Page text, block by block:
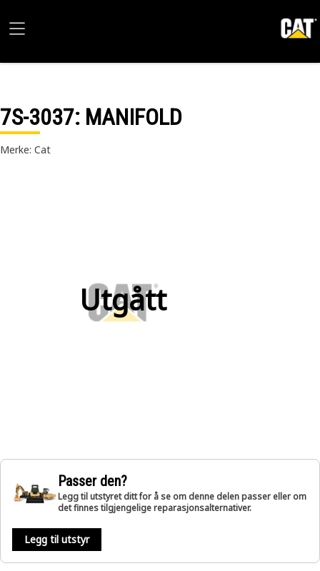
7S-3037: MANIFOLD
Merke: Cat
Utgått
Passer den?
Legg til utstyret ditt for å se om denne delen passer eller om
det finnes tilgjengelige reparasjonsalternativer.
Legg til utstyr